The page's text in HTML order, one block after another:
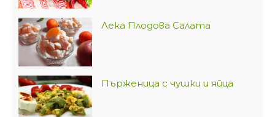
Лека Плодова Салата
Пърженица с чушки и яйца